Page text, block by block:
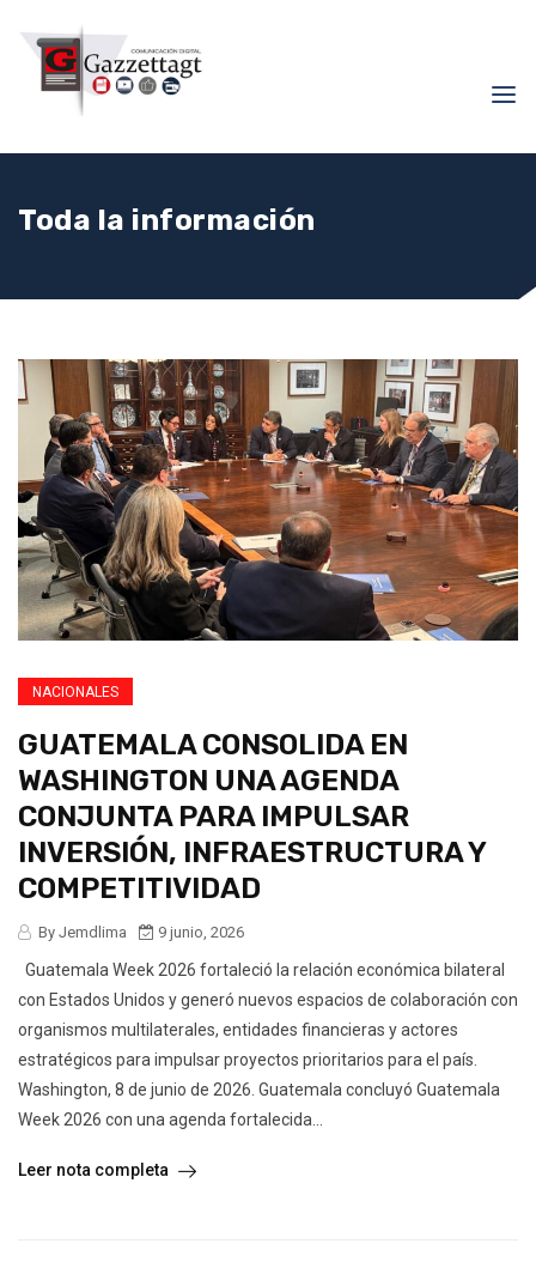
Toda la información
NACIONALES
GUATEMALA CONSOLIDA EN
WASHINGTON UNA AGENDA
CONJUNTA PARA IMPULSAR
INVERSIÓN, INFRAESTRUCTURA Y
COMPETITIVIDAD
By Jemdlima 9 junio, 2026
Guatemala Week 2026 fortaleció la relación económica bilateral
con Estados Unidos y generó nuevos espacios de colaboración con
organismos multilaterales, entidades financieras y actores
estratégicos para impulsar proyectos prioritarios para el país.
Washington, 8 de junio de 2026. Guatemala concluyó Guatemala
Week 2026 con una agenda fortalecida...
Leer nota completa